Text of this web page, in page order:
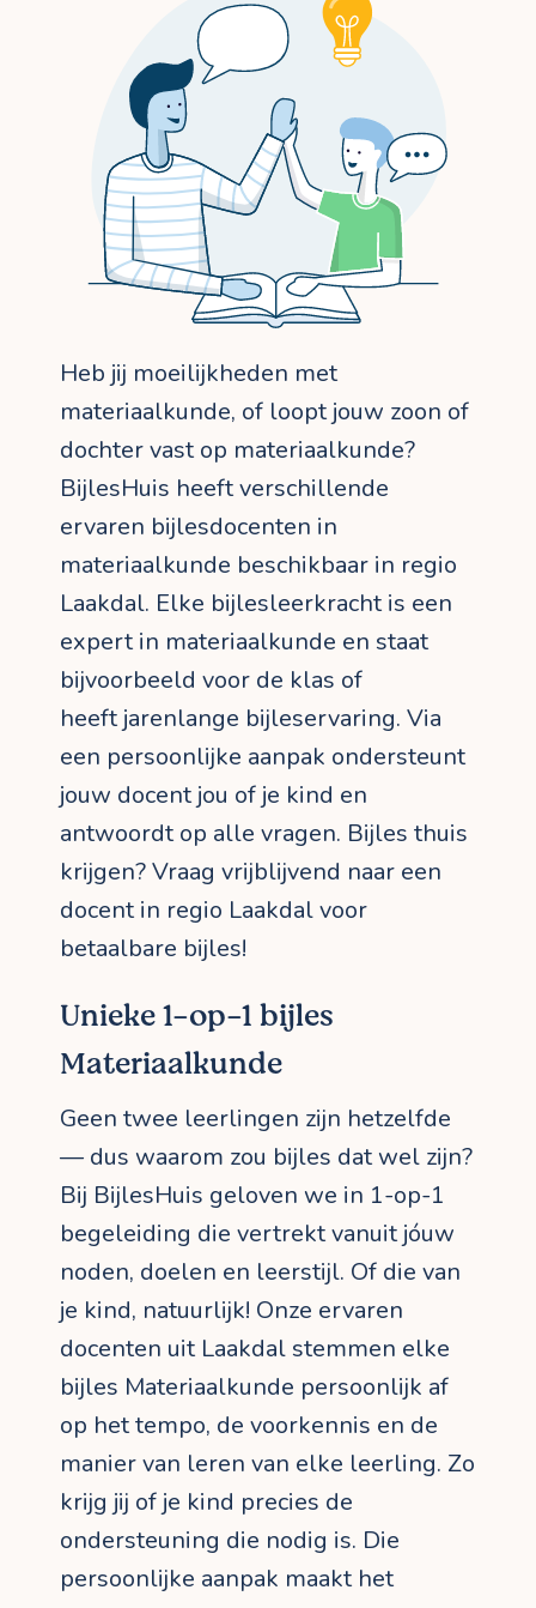
Heb jij moeilijkheden met
materiaalkunde, of loopt jouw zoon of
dochter vast op materiaalkunde?
BijlesHuis heeft verschillende
ervaren bijlesdocenten in
materiaalkunde beschikbaar in regio
Laakdal. Elke bijlesleerkracht is een
expert in materiaalkunde en staat
bijvoorbeeld voor de klas of
heeft jarenlange bijleservaring. Via
een persoonlijke aanpak ondersteunt
jouw docent jou of je kind en
antwoordt op alle vragen. Bijles thuis
krijgen? Vraag vrijblijvend naar een
docent in regio Laakdal voor
betaalbare bijles!
Unieke 1-op-1 bijles
Materiaalkunde
Geen twee leerlingen zijn hetzelfde
— dus waarom zou bijles dat wel zijn?
Bij BijlesHuis geloven we in 1-op-1
begeleiding die vertrekt vanuit jóuw
noden, doelen en leerstijl. Of die van
je kind, natuurlijk! Onze ervaren
docenten uit Laakdal stemmen elke
bijles Materiaalkunde persoonlijk af
op het tempo, de voorkennis en de
manier van leren van elke leerling. Zo
krijg jij of je kind precies de
ondersteuning die nodig is. Die
persoonlijke aanpak maakt het